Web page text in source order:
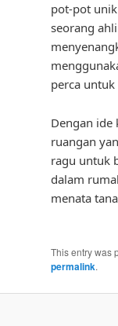
pot-pot
seorang
perca
Dengan ide
ruangan
ragu untuk
dalam
menata
This entry was
permalink.